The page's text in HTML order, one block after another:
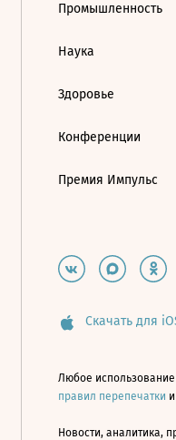
Промышленность
Наука
Здоровье
Конференции
Премия Импульс
Скачать для
Любое
правил перепечатки
Новости, аналитика,